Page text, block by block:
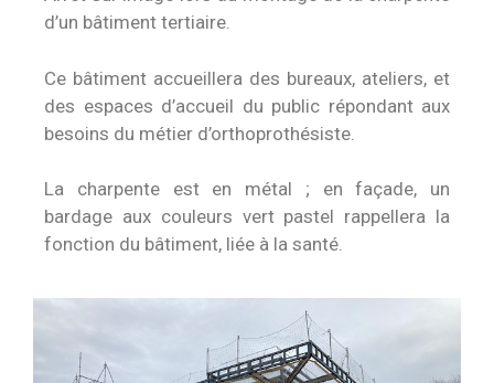
d’un bâtiment tertiaire.
Ce bâtiment accueillera des bureaux, ateliers, et
des espaces d’accueil du public répondant aux
besoins du métier d’orthoprothésiste.
La charpente est en métal ; en façade, un
bardage aux couleurs vert pastel rappellera la
fonction du bâtiment, liée à la santé.